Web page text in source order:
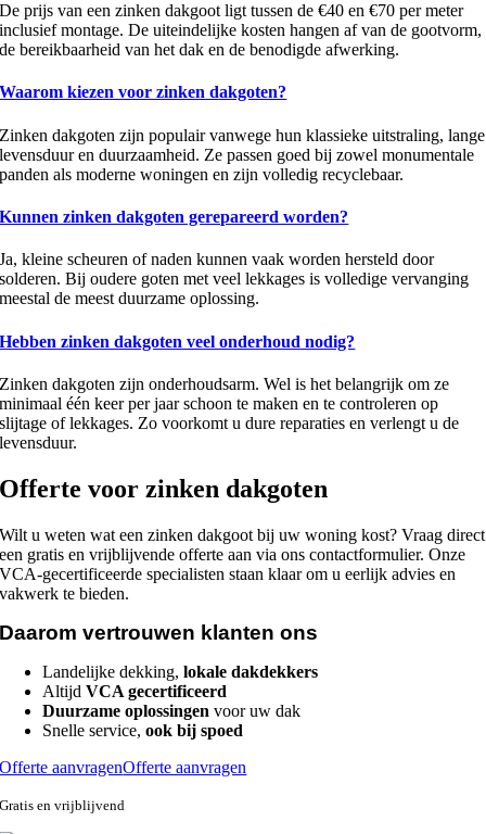
De prijs van een zinken dakgoot ligt tussen de €40 en €70 per meter
inclusief montage. De uiteindelijke kosten hangen af van de gootvorm,
de bereikbaarheid van het dak en de benodigde afwerking.
Waarom kiezen voor zinken dakgoten?
Zinken dakgoten zijn populair vanwege hun klassieke uitstraling, lange
levensduur en duurzaamheid. Ze passen goed bij zowel monumentale
panden als moderne woningen en zijn volledig recyclebaar.
Kunnen zinken dakgoten gerepareerd worden?
Ja, kleine scheuren of naden kunnen vaak worden hersteld door
solderen. Bij oudere goten met veel lekkages is volledige vervanging
meestal de meest duurzame oplossing.
Hebben zinken dakgoten veel onderhoud nodig?
Zinken dakgoten zijn onderhoudsarm. Wel is het belangrijk om ze
minimaal één keer per jaar schoon te maken en te controleren op
slijtage of lekkages. Zo voorkomt u dure reparaties en verlengt u de
levensduur.
Offerte voor zinken dakgoten
Wilt u weten wat een zinken dakgoot bij uw woning kost? Vraag direct
een gratis en vrijblijvende offerte aan via ons contactformulier. Onze
VCA-gecertificeerde specialisten staan klaar om u eerlijk advies en
vakwerk te bieden.
Daarom vertrouwen klanten ons
Landelijke dekking,lokale dakdekkers
AltijdVCA gecertificeerd
Duurzame oplossingen voor uw dak
Snelle service,ook bij spoed
Offerte aanvragenOfferte aanvragen
Gratis en vrijblijvend